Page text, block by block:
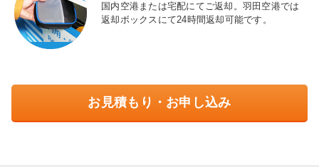
国内空港または宅配にてご返却。羽田空港では
返却ボックスにて24時間返却可能です。
お見積もり・お申し込み